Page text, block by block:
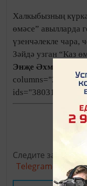
Халкыбызның
өмәсе” авылларда
үзенчәлекле чара,
Зәйдә узган “Каз
Энҗе Әхмәтҗанова
columns="2"
Следите за
Telegram-канале